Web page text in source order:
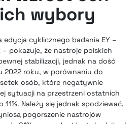
wybory
edycja cyklicznego badania EY –
pokazuje, że nastroje polskich
stabilizacji, jednak na dość
2022 roku, w porównaniu do
osób, które negatywnie
sytuacji na przestrzeni ostatnich
11%. Należy się jednak spodziewać,
pogorszenie nastrojów